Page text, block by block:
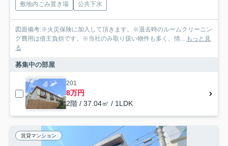
敷地内ごみ置き場 公共下水
図面備考:※火災保険に加入して頂きます。※退去時のルームクリーニン
グ費用は借主負担です。※当社のみ取り扱い物件も多く、情... もっと見
る
募集中の部屋
201
8万円
2階 / 37.04㎡ / 1LDK
賃貸マンション